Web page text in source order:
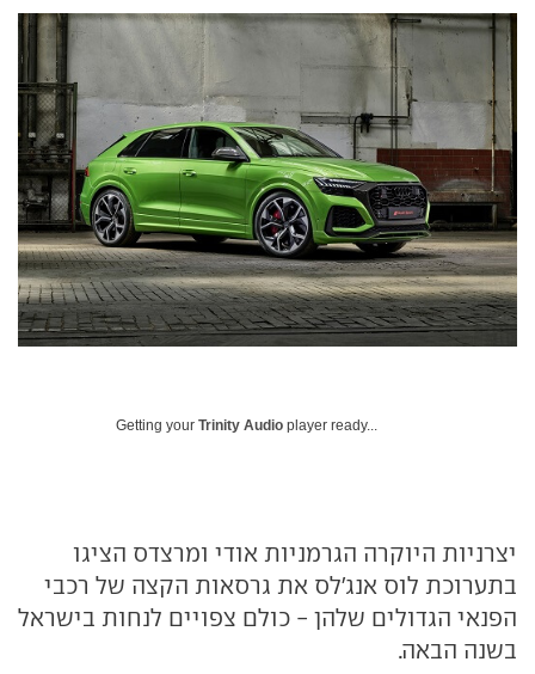
Getting your Trinity Audio player ready...
יצרניות היוקרה הגרמניות אודי ומרצדס הציגו
בתערוכת לוס אנג'לס את גרסאות הקצה של רכבי
הפנאי הגדולים שלהן - כולם צפויים לנחות בישראל
בשנה הבאה.